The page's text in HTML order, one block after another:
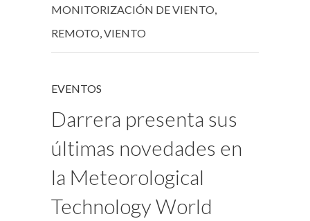
MONITORIZACIÓN DE VIENTO,
REMOTO,VIENTO
EVENTOS
Darrera presenta sus
últimas novedades en
la Meteorological
Technology World